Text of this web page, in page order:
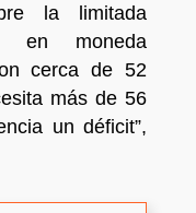
la limitada
en moneda
cerca de 52
más de 56
un déficit”,